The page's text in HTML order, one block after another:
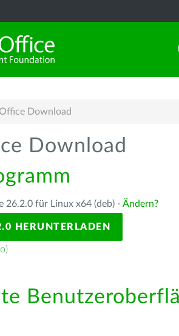
Download
Download
26.2.0 für Linux x64 (deb) - Ändern?
HERUNTERLADEN
)